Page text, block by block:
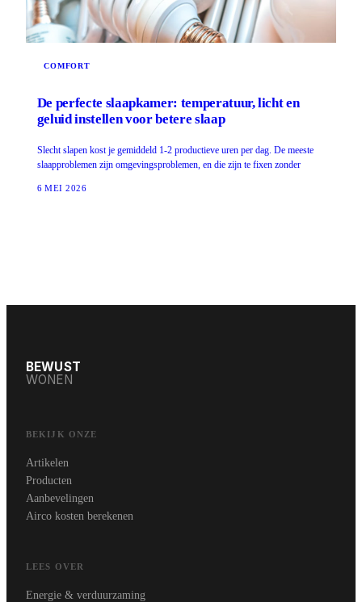
COMFORT
De perfecte slaapkamer: temperatuur, licht en
geluid instellen voor betere slaap
Slecht slapen kost je gemiddeld 1-2 productieve uren per dag. De meeste
slaapproblemen zijn omgevingsproblemen, en die zijn te fixen zonder
6 MEI 2026
BEWUST
WONEN
BEKIJK ONZE
Artikelen
Producten
Aanbevelingen
Airco kosten berekenen
LEES OVER
Energie & verduurzaming